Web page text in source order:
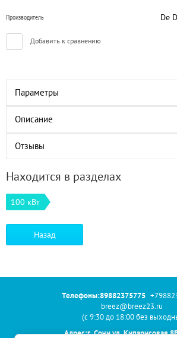
Производитель De
Добавить к сравнению
Параметры
Описание
Отзывы
Находится в разделах
100 кВт
Назад
Телефоны:89882375775
breez@breez23.ru
(с 9:30 до 18:00 без
Адрес:г. Сочи ул. Кипарисовая